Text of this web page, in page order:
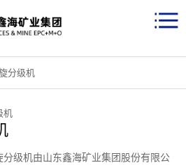
分级机
分级机由山东鑫海矿业集团股份有限公